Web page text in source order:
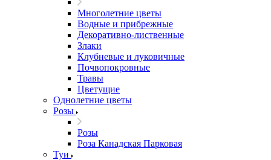
Многолетние цветы
Водные и прибрежные
Декоративно-лиственные
Злаки
Клубневые и луковичные
Почвопокровные
Травы
Цветущие
Однолетние цветы
Розы
Розы
Роза Канадская Парковая
Туи